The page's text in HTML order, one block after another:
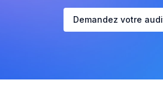
Demandez votre